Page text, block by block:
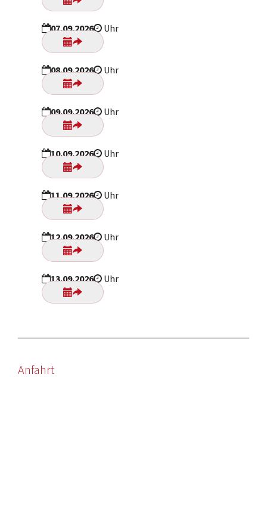
07.09.2026 Uhr
08.09.2026 Uhr
09.09.2026 Uhr
10.09.2026 Uhr
11.09.2026 Uhr
12.09.2026 Uhr
13.09.2026 Uhr
Anfahrt